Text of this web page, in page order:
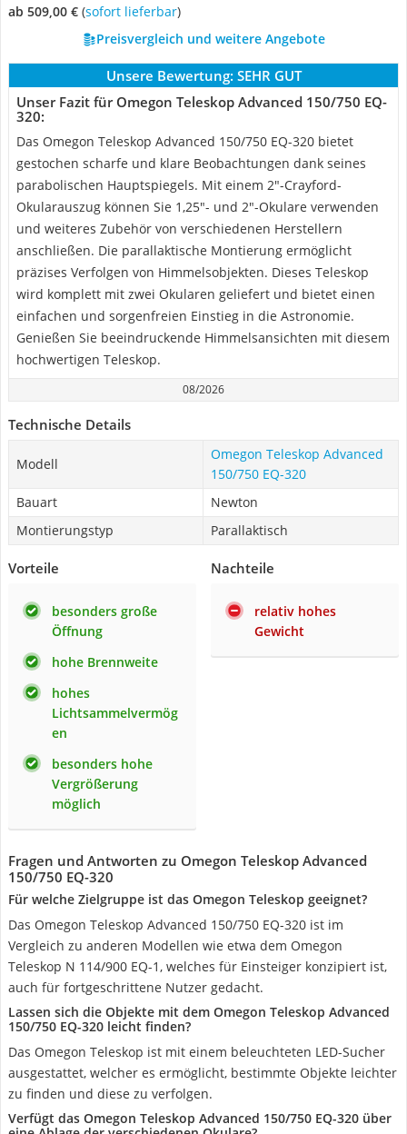
ab 509,00 € ( Sofort lieferbar)
Preisvergleich und weitere Angebote
Unsere Bewertung: SEHR GUT
Unser Fazit für Omegon Teleskop Advanced 150/750 EQ-
320:
Das Omegon Teleskop Advanced 150/750 EQ-320 bietet
gestochen scharfe und klare Beobachtungen dank seines
parabolischen Hauptspiegels. Mit einem 2"-Crayford-
Okularauszug können Sie 1,25"- und 2"-Okulare verwenden
und weiteres Zubehör von verschiedenen Herstellern
anschließen. Die parallaktische Montierung ermöglicht
präzises Verfolgen von Himmelsobjekten. Dieses Teleskop
wird komplett mit zwei Okularen geliefert und bietet einen
einfachen und sorgenfreien Einstieg in die Astronomie.
Genießen Sie beeindruckende Himmelsansichten mit diesem
hochwertigen Teleskop.
08/2026
Technische Details
Modell
Omegon Teleskop Advanced
150/750 EQ-320
Bauart
Newton
Montierungstyp
Parallaktisch
Vorteile
besonders große
Öffnung
hohe Brennweite
hohes
Lichtsammelvermög
en
besonders hohe
Vergrößerung
möglich
Nachteile
relativ hohes
Gewicht
Fragen und Antworten zu Omegon Teleskop Advanced
150/750 EQ-320
Für welche Zielgruppe ist das Omegon Teleskop geeignet?
Das Omegon Teleskop Advanced 150/750 EQ-320 ist im
Vergleich zu anderen Modellen wie etwa dem Omegon
Teleskop N 114/900 EQ-1, welches für Einsteiger konzipiert ist,
auch für fortgeschrittene Nutzer gedacht.
Lassen sich die Objekte mit dem Omegon Teleskop Advanced
150/750 EQ-320 leicht finden?
Das Omegon Teleskop ist mit einem beleuchteten LED-Sucher
ausgestattet, welcher es ermöglicht, bestimmte Objekte leichter
zu finden und diese zu verfolgen.
Verfügt das Omegon Teleskop Advanced 150/750 EQ-320 über